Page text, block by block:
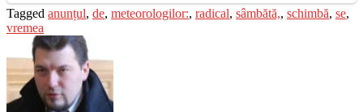
Tagged anunțul, de, meteorologilor:, radical, sâmbătă,, schimbă, se,
vremea